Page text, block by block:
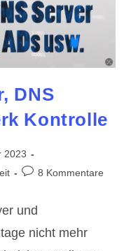
DNS
Kontrolle
2023
Beitrags-
8 Kommentare
und
nicht mehr